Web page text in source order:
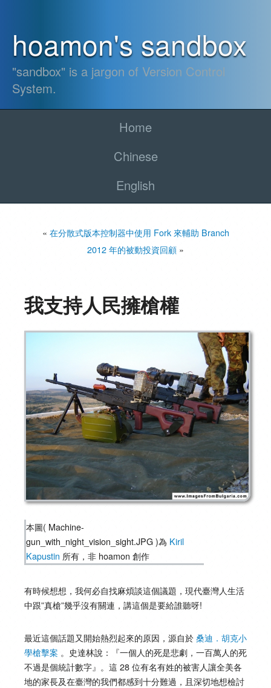
hoamon's sandbox
"sandbox" is a jargon of Version Control
System.
Home
Chinese
English
« 在分散式版本控制器中使用 Fork 來輔助 Branch
2012 年的被動投資回顧 »
我支持人民擁槍權
本圖( Machine-
gun_with_night_vision_sight.JPG )為 Kiril
Kapustin 所有，非 hoamon 創作
有時候想想，我何必自找麻煩談這個議題，現代臺灣人生活
中跟”真槍”幾乎沒有關連，講這個是要給誰聽呀!
最近這個話題又開始熱烈起來的原因，源自於桑迪．胡克小
學槍擊案 。史達林說：『一個人的死是悲劇，一百萬人的死
不過是個統計數字』。這 28 位有名有姓的被害人讓全美各
地的家長及在臺灣的我們都感到十分難過，且深切地想檢討